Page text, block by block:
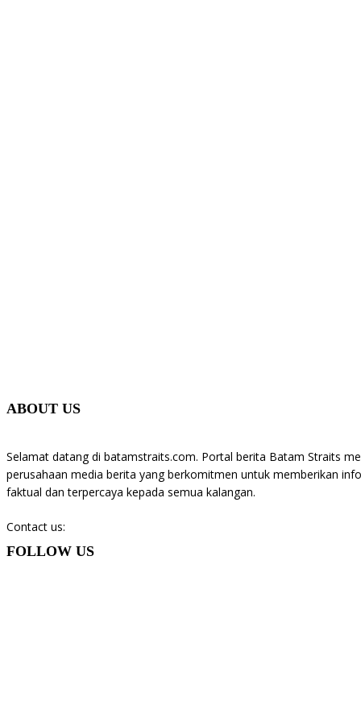
ABOUT US
Selamat datang di batamstraits.com. Portal berita Batam Straits
perusahaan media berita yang berkomitmen untuk memberikan
faktual dan terpercaya kepada semua kalangan.
Contact us:
FOLLOW US